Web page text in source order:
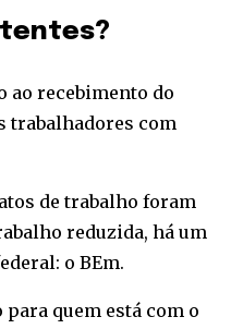
ao recebimento do
trabalhadores com
de trabalho foram
reduzida, há um
o BEm.
quem está com o